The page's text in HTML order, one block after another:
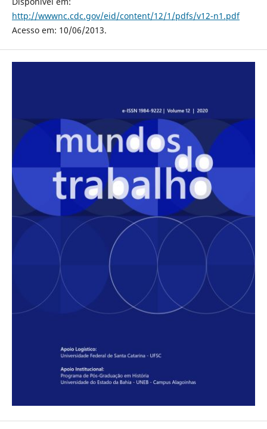
http://wwwnc.cdc.gov/eid/content/12/1/pdfs/v12-n1.pdf
Acesso em: 10/06/2013.